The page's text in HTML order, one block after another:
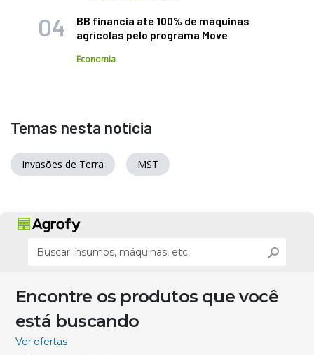
BB financia até 100% de máquinas
agrícolas pelo programa Move
Economia
Temas nesta notícia
Invasões de Terra MST
Encontre os produtos que você
está buscando
Ver ofertas